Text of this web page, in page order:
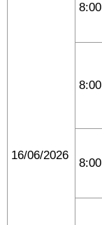
16/06/2026
8:00
8:00
8:00